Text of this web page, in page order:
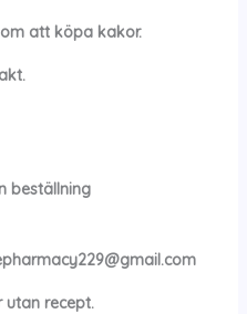
att köpa kakor.
beställning
utan recept.